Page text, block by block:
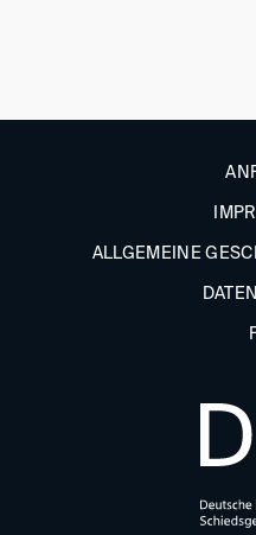
ALLGEMEINE